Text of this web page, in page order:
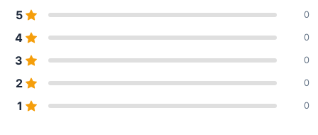
5 0
4 0
3 0
2 0
1 0